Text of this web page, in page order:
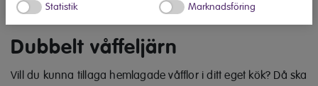
Statistik Marknadsföring
Dubbelt våffeljärn
Vill du kunna tillaga hemlagade våfflor i ditt eget kök? Då ska